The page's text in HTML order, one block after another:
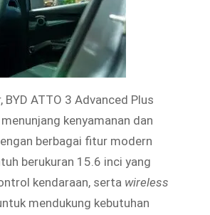
ATTO 3 Advanced Plus
kenyamanan dan
berbagai fitur modern
berukuran 15.6 inci yang
kendaraan, serta wireless
mendukung kebutuhan